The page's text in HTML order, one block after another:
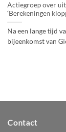
Actiegroep over
‘Berekeningen
Na een lange tijd
bijeenkomst van
Contact